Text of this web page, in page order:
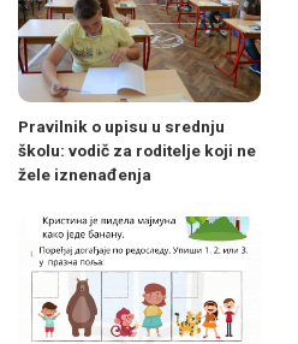
Pravilnik o upisu u srednju
školu: vodič za roditelje koji ne
žele iznenađenja